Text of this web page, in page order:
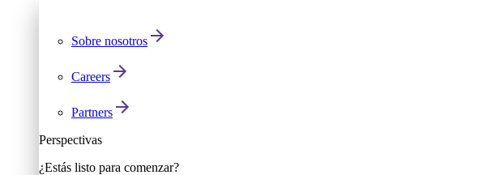
Sobre nosotros
Careers
Partners
Perspectivas
¿Estás listo para comenzar?